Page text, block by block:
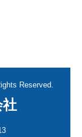
Reserved.